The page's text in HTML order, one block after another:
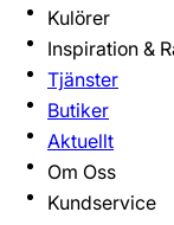
Kulörer
Inspiration &
Tjänster
Butiker
Aktuellt
Om Oss
Kundservice